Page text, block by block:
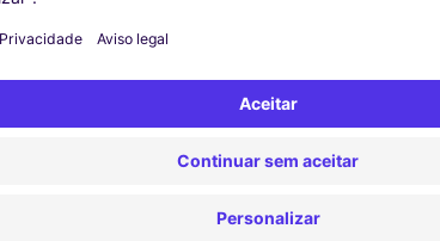
Assistência 24/7
está disponível a qualquer momento para